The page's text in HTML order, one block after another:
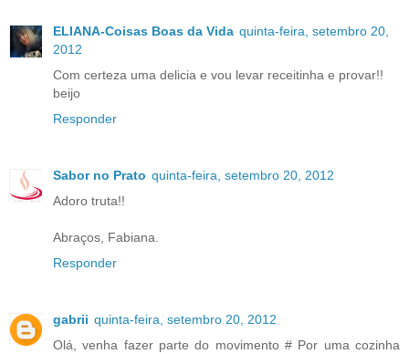
ELIANA-Coisas Boas da Vida quinta-feira, setembro 20,
2012
Com certeza uma delicia e vou levar receitinha e provar!!
beijo
Responder
Sabor no Prato quinta-feira, setembro 20, 2012
Adoro truta!!
Abraços, Fabiana.
Responder
gabrii quinta-feira, setembro 20, 2012
Olá, venha fazer parte do movimento # Por uma cozinha